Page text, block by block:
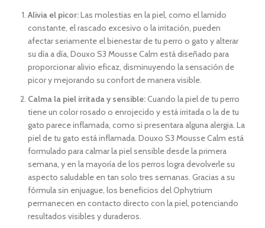
Alivia el picor:Las molestias en la piel, como el lamido
constante, el rascado excesivo o la irritación, pueden
afectar seriamente el bienestar de tu perro o gato y alterar
su día a día, Douxo S3 Mousse Calm está diseñado para
proporcionar alivio eficaz, disminuyendo la sensación de
picor y mejorando su confort de manera visible.
Calma la piel irritada y sensible:Cuando la piel de tu perro
tiene un color rosado o enrojecido y está irritada o la de tu
gato parece inflamada, como si presentara alguna alergia. La
piel de tu gato está inflamada. Douxo S3 Mousse Calm está
formulado para calmar la piel sensible desde la primera
semana, y en la mayoría de los perros logra devolverle su
aspecto saludable en tan solo tres semanas. Gracias a su
fórmula sin enjuague, los beneficios del Ophytrium
permanecen en contacto directo con la piel, potenciando
resultados visibles y duraderos.